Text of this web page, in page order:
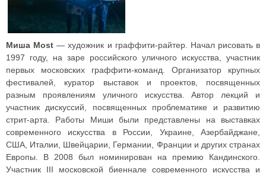
Миша Most— художник и граффити-райтер. Начал рисовать в
1997 году, на заре российского уличного искусства, участник
первых московских граффити-команд. Организатор крупных
фестивалей, куратор выставок и проектов, посвященных
разным проявлениям уличного искусства. Автор лекций и
участник дискуссий, посвященных проблематике и развитию
стрит-арта. Работы Миши были представлены на выставках
современного искусства в России, Украине, Азербайджане,
США, Италии, Швейцарии, Германии, Франции и других странах
Европы. В 2008 был номинирован на премию Кандинского.
Участник III московской биеннале современного искусства и